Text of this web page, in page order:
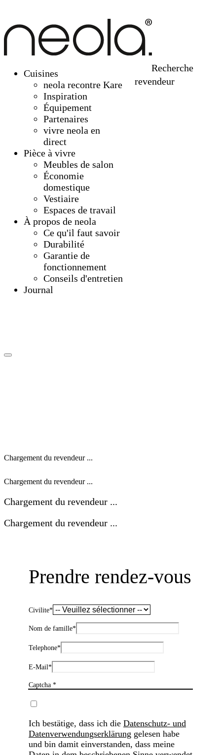
Cuisines
neola recontre Kare
Inspiration
Équipement
Partenaires
vivre neola en
direct
Pièce à vivre
Meubles de salon
Économie
domestique
Vestiaire
Espaces de travail
À propos de neola
Ce qu'il faut savoir
Durabilité
Garantie de
fonctionnement
Conseils d'entretien
Journal
Recherche
revendeur
Chargement du revendeur ...
Chargement du revendeur ...
Chargement du revendeur ...
Chargement du revendeur ...
Prendre rendez-vous
Civilite*
Nom de famille*
Telephone*
E-Mail*
Captcha *
Ich bestätige, dass ich die Datenschutz- und
Datenverwendungserklärung gelesen habe
und bin damit einverstanden, dass meine